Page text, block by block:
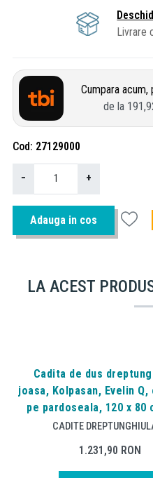
Livrare
Cumpara
de la
Cod 27129000
− +
Adauga in cos
LA ACEST
Cadita de dus
joasa, Kolpasan, Evelin Q,
pe pardoseala, 120 x 80
CADITE
1.231,90 RON